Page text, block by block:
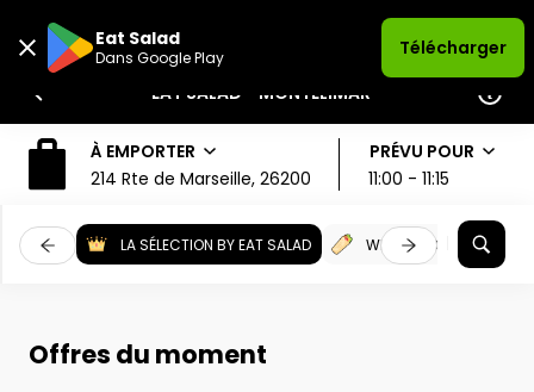
Eat Salad
Dans Google Play
Télécharger
EAT SALAD - MONTÉLIMAR
À EMPORTER
214 Rte de Marseille, 26200, Montélimar
PRÉVU POUR
11:00 - 11:15
LA SÉLECTION BY EAT SALAD WRAPS TOASTÉS
Offres du moment